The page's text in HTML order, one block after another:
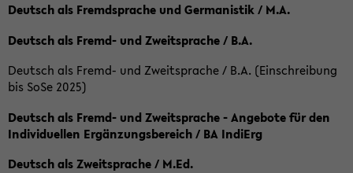
Deutsch als Fremdsprache und Germanistik / M.A.
Deutsch als Fremd- und Zweitsprache / B.A.
Deutsch als Fremd- und Zweitsprache / B.A. (Einschreibung
bis SoSe 2025)
Deutsch als Fremd- und Zweitsprache - Angebote für den
Individuellen Ergänzungsbereich / BA IndiErg
Deutsch als Zweitsprache / M.Ed.